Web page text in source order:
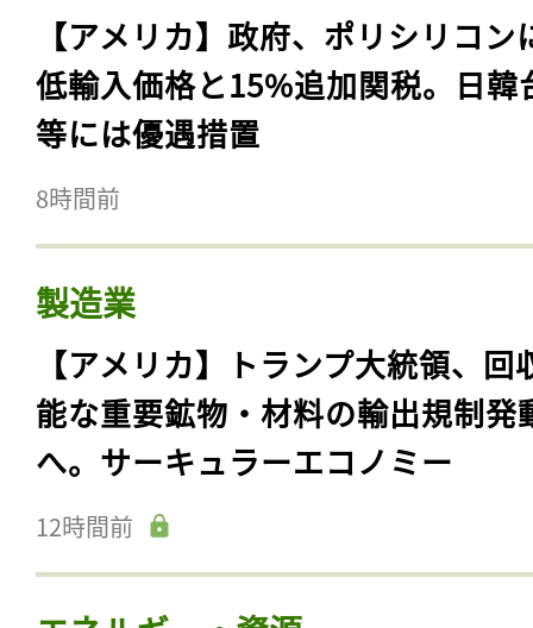
【アメリカ】政府、ポリシリコン
低輸入価格と15%追加関税。日韓
等には優遇措置
8時間前
製造業
【アメリカ】トランプ大統領、回
能な重要鉱物・材料の輸出規制発
へ。サーキュラーエコノミー
12時間前